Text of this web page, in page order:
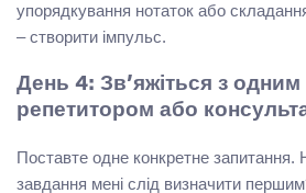
упорядкування нотаток або
– створити імпульс.
День 4: Зв’яжіться з одним
репетитором або
Поставте одне конкретне
завдання мені слід визначити